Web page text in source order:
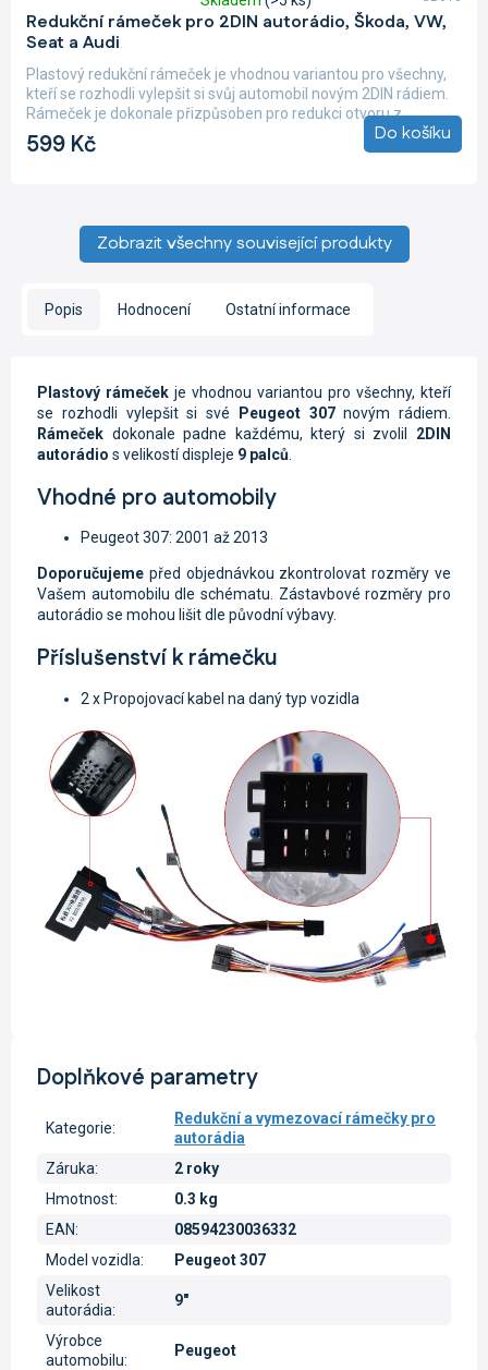
Redukční rámeček pro 2DIN autorádio, Škoda, VW,
Seat a Audi
hodnocení
produktu
je
4,9
z
hvězdiček.
599 Kč Do košíku
Plastový redukční rámeček je vhodnou variantou pro všechny,
kteří se rozhodli vylepšit si svůj automobil novým 2DIN rádiem.
Rámeček je dokonale přizpůsoben pro redukci otvoru z...
Zobrazit všechny související produkty
Popis Hodnocení Ostatní informace
Plastový rámeček je vhodnou variantou pro všechny, kteří
se rozhodli vylepšit si své
Peugeot 307 novým rádiem.
Rámeček dokonale padne každému, který si zvolil 2DIN
autorádio s velikostí displeje 9 palců
Vhodné pro automobily
Peugeot 307: 2001 až 2013
Doporučujeme před objednávkou zkontrolovat rozměry ve
Vašem automobilu dle schématu. Zástavbové rozměry pro
autorádio se mohou lišit dle původní výbavy.
Příslušenství k rámečku
2 x Propojovací kabel na daný typ vozidla
Doplňkové parametry
Kategorie:
Redukční a vymezovací rámečky pro
autorádia
Záruka:
2 roky
Hmotnost:
0.3 kg
EAN:
08594230036332
Model vozidla:
Peugeot 307
Velikost
autorádia:
9"
Výrobce
automobilu:
Peugeot